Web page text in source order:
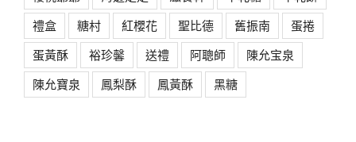
禮盒
糖村 紅櫻花 聖比德 舊振南
蛋捲
蛋黃酥
裕珍馨 送禮 阿聰師
陳允宝泉
陳允寶泉
鳳梨酥 鳳黃酥 黑糖